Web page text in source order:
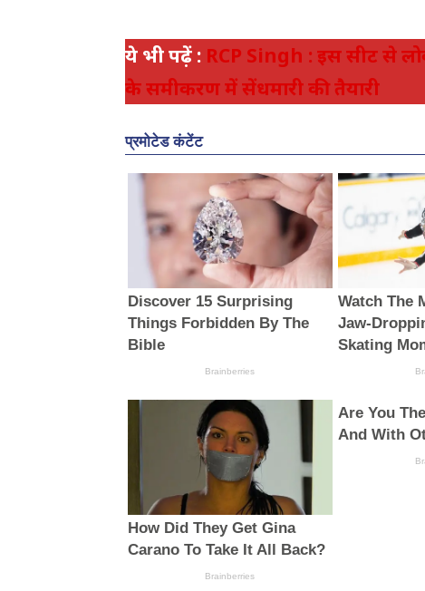
ये भी पढ़ें : RCP Singh : इस सीट से
के समीकरण में सेंधमारी की तैयारी